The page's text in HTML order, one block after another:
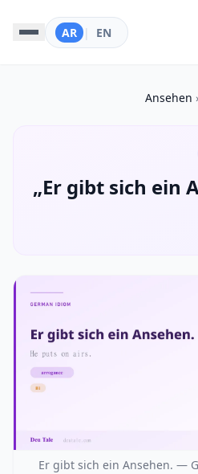
EN
|
AR
‹
Ansehen
„Er gibt sich ein
Er gibt sich ein Ansehen. —